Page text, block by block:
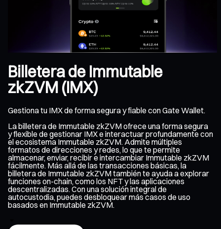
Billetera de Immutable
zkZVM (IMX)
Gestiona tu IMX de forma segura y fiable con Gate Wallet.
La billetera de Immutable zkZVM ofrece una forma segura
y flexible de gestionar IMX e interactuar profundamente con
el ecosistema Immutable zkZVM. Admite múltiples
formatos de direcciones y redes, lo que te permite
almacenar, enviar, recibir e intercambiar Immutable zkZVM
fácilmente. Más allá de las transacciones básicas, la
billetera de Immutable zkZVM también te ayuda a explorar
funciones on-chain, como los NFT y las aplicaciones
descentralizadas. Con una solución integral de
autocustodia, puedes desbloquear más casos de uso
basados en Immutable zkZVM.